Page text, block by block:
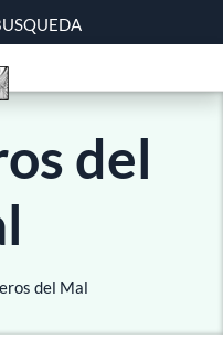
del
del Mal